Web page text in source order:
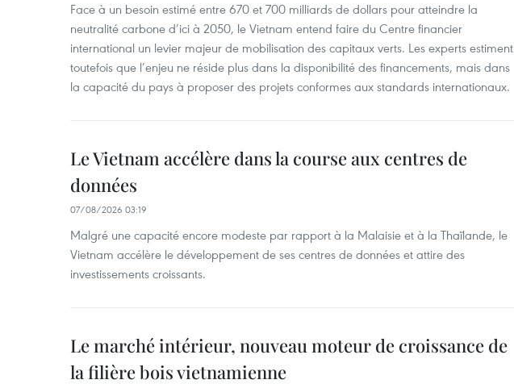
Face à un besoin estimé entre 670 et 700 milliards de dollars pour atteindre la
neutralité carbone d’ici à 2050, le Vietnam entend faire du Centre financier
international un levier majeur de mobilisation des capitaux verts. Les experts estiment
toutefois que l’enjeu ne réside plus dans la disponibilité des financements, mais dans
la capacité du pays à proposer des projets conformes aux standards internationaux.
Le Vietnam accélère dans la course aux centres de
données
07/08/2026 03:19
Malgré une capacité encore modeste par rapport à la Malaisie et à la Thaïlande, le
Vietnam accélère le développement de ses centres de données et attire des
investissements croissants.
Le marché intérieur, nouveau moteur de croissance de
la filière bois vietnamienne